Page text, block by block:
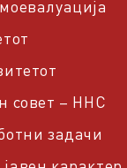
совет – ННС
задачи